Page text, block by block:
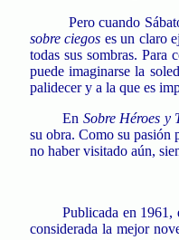
Pero cuando
sobre ciegos es un claro
todas sus sombras.
puede imaginarse la
palidecer y a la que es
En Sobre Héroes y
su obra. Como su pasión
no haber visitado aún,
Publicada en 1961,
considerada la mejor